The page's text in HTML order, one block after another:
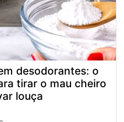
desodorantes: o
tirar o mau cheiro
louça